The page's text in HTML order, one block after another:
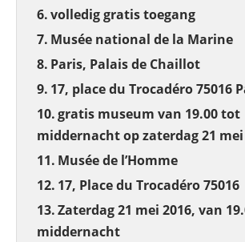
volledig gratis toegang
Musée national de la Marine
Paris, Palais de Chaillot
17, place du Trocadéro 75016
gratis museum van 19.00 tot
middernacht op zaterdag 21 mei
Musée de l’Homme
17, Place du Trocadéro 75016
Zaterdag 21 mei 2016, van
middernacht